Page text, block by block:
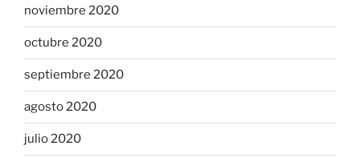
noviembre 2020
octubre 2020
septiembre 2020
agosto 2020
julio 2020